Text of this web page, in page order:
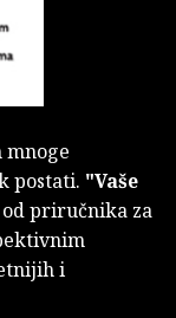
mnoge
postati. "Vaše
priručnika za
i